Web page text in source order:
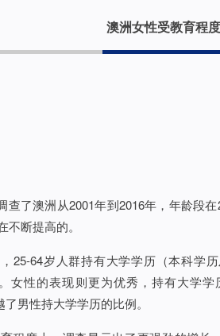
澳洲女性受教育程
查了澳洲从2001年到2016年，年龄段
不断提高的。
25-64岁人群持有大学学历（本科学
女性的表现则更为优秀，持有大学
男性持大学学历的比例。